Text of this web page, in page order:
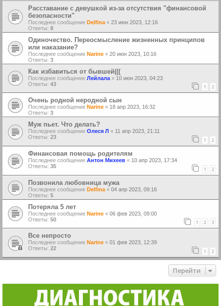
Расставание с девушкой из-за отсутствия "финансовой
безопасности"
Последнее сообщение Delfina « 23 июн 2023, 12:16
Ответы: 8
Одиночество. Переосмысление жизненных принципов
или наказание?
Последнее сообщение Narine « 20 июн 2023, 10:16
Ответы: 3
Как избавиться от бывшей(((
Последнее сообщение Лейлала « 10 июн 2023, 04:23
Ответы: 43 1 2
Очень родной неродной сын
Последнее сообщение Narine « 18 апр 2023, 16:32
Ответы: 3
Муж пьет. Что делать?
Последнее сообщение Олеся Л « 11 апр 2023, 21:11
Ответы: 23 1 2
Финансовая помощь родителям
Последнее сообщение Антон Михеев « 10 апр 2023, 17:34
Ответы: 35 1 2
Позвонила любовница мужа
Последнее сообщение Delfina « 04 апр 2023, 09:16
Ответы: 5
Потеряла 5 лет
Последнее сообщение Narine « 06 фев 2023, 09:00
Ответы: 50 1 2 3
Все непросто
Последнее сообщение Narine « 01 фев 2023, 12:39
Ответы: 22 1 2
Перейти